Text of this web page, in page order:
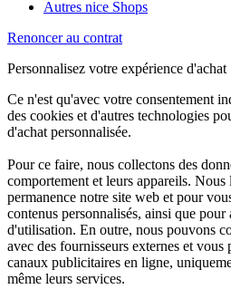
Autres nice Shops
Renoncer au contrat
Personnalisez votre expérience d'achat
Ce n'est qu'avec votre consentement
des cookies et d'autres technologies
d'achat personnalisée.
Pour ce faire, nous collectons des
comportement et leurs appareils.
permanence notre site web et pour
contenus personnalisés, ainsi que pour
d'utilisation. En outre, nous pouvons
avec des fournisseurs externes et
canaux publicitaires en ligne,
même leurs services.